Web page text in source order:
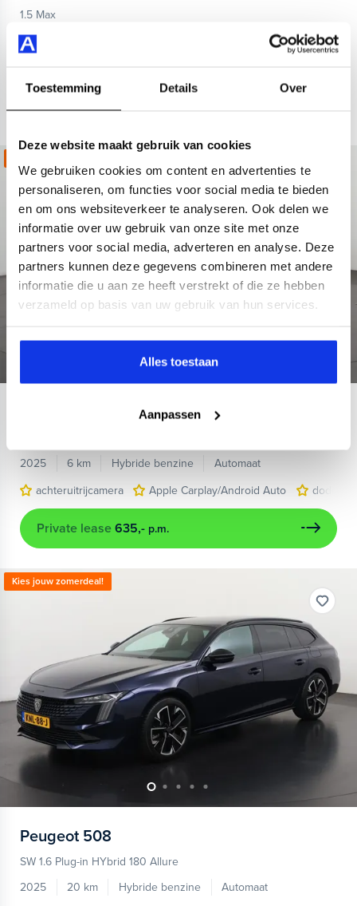
Toestemming Details Over
Deze website maakt gebruik van cookies
We gebruiken cookies om content en advertenties te
personaliseren, om functies voor social media te bieden
en om ons websiteverkeer te analyseren. Ook delen we
informatie over uw gebruik van onze site met onze
partners voor social media, adverteren en analyse. Deze
partners kunnen deze gegevens combineren met andere
informatie die u aan ze heeft verstrekt of die ze hebben
verzameld op basis van uw gebruik van hun services.
Alles toestaan
Aanpassen
1.5 Max
2026
2025
6 km Hybride benzine
Automaat
achteruitrijcamera
Apple Carplay/Android Auto
Private lease 635,- p.m.
Kies jouw zomerdeal!
Peugeot 508
SW 1.6 Plug-in HYbrid 180 Allure
2025
20 km Hybride benzine Automaat